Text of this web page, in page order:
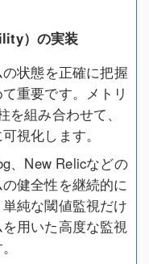
）の実装
状態を正確に把握
重要です。メトリ
組み合わせて、
視化します。
、New Relicなどの
健全性を継続的に
純な閾値監視だけ
用いた高度な監視